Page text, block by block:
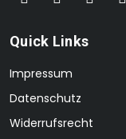
Quick Links
Impressum
Datenschutz
Widerrufsrecht